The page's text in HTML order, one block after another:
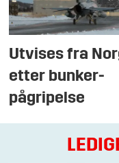
Utvises fra
etter bunker-
pågripelse